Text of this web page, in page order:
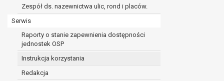
Zespół ds. nazewnictwa ulic, rond i placów.
Serwis
Raporty o stanie zapewnienia dostępności
jednostek OSP
Instrukcja korzystania
Redakcja